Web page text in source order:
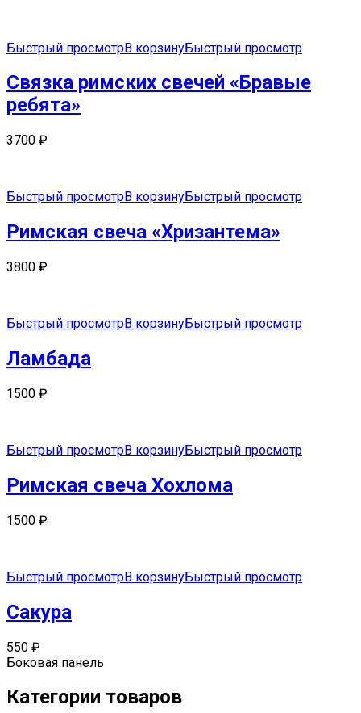
Быстрый просмотрВ корзинуБыстрый просмотр
Связка римских свечей «Бравые
ребята»
3700 ₽
Быстрый просмотрВ корзинуБыстрый просмотр
Римская свеча «Хризантема»
3800 ₽
Быстрый просмотрВ корзинуБыстрый просмотр
Ламбада
1500 ₽
Быстрый просмотрВ корзинуБыстрый просмотр
Римская свеча Хохлома
1500 ₽
Быстрый просмотрВ корзинуБыстрый просмотр
Сакура
550 ₽
Боковая панель
Категории товаров